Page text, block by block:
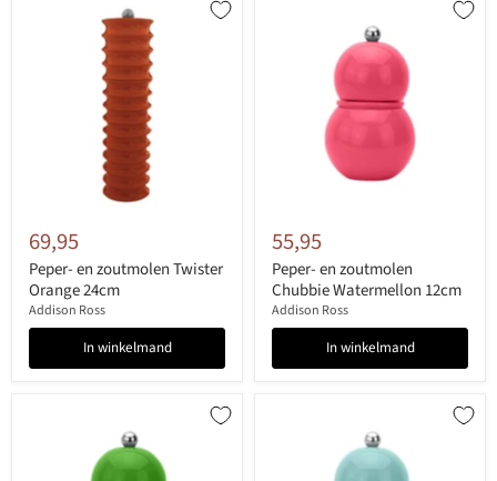
69,95
Peper- en zoutmolen Twister
Orange 24cm
Addison Ross
In winkelmand
55,95
Peper- en zoutmolen
Chubbie Watermellon 12cm
Addison Ross
In winkelmand